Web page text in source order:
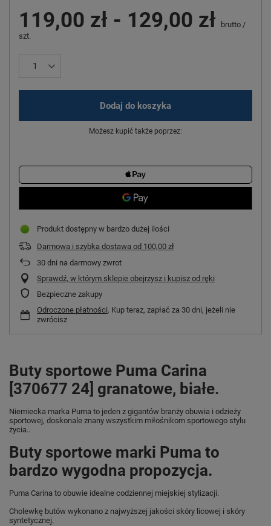
119,00 zł - 129,00 zł brutto /
szt.
Dodaj do koszyka
Możesz kupić także poprzez:
Produkt dostępny w bardzo dużej ilości
Darmowa i szybka dostawa od 100,00 zł
30 dni na darmowy zwrot
Sprawdź, w którym sklepie obejrzysz i kupisz od ręki
Bezpieczne zakupy
Odroczone płatności. Kup teraz, zapłać za 30 dni, jeżeli nie
zwrócisz
Buty sportowe Puma Carina
[370677 24] granatowe, białe.
Niemiecka marka Puma to jeden z gigantów branży obuwia i odzieży
sportowej, doskonale znany wszystkim miłośnikom sportowego stylu
życia..
Buty sportowe marki Puma to
bardzo wygodna propozycja.
Puma Carina to obuwie idealne codziennej miejskiej stylizacji.
Cholewkę butów wykonano z najwyższej jakości skóry licowej i skóry
syntetycznej.